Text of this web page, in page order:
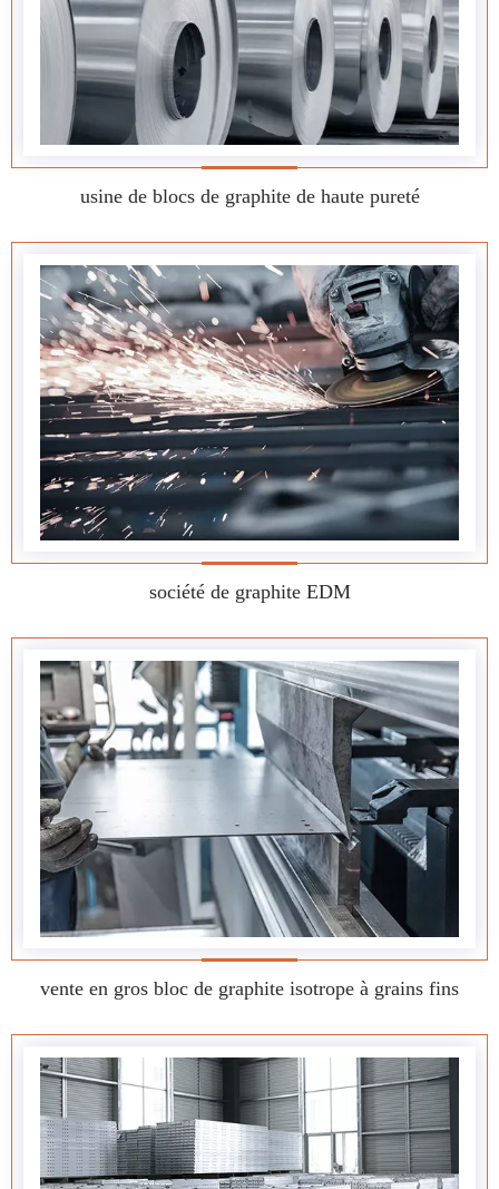
usine de blocs de graphite de haute pureté
société de graphite EDM
vente en gros bloc de graphite isotrope à grains fins